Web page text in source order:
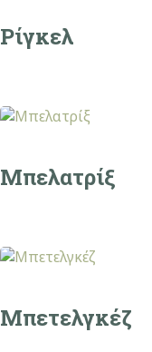
Ρίγκελ
Μπελατρίξ
Mπετελγκέζ